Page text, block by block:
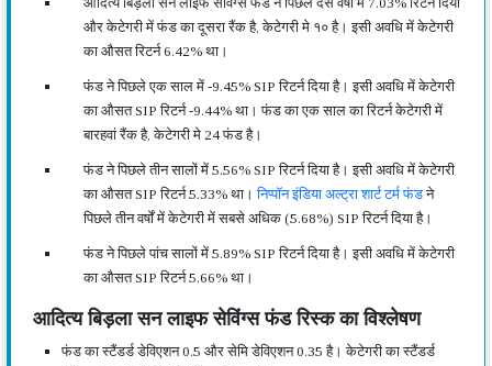
और केटेगरी में फंड का दूसरा रैंक है, केटेगरी मे १० है। इसी अवधि में केटेगरी
का औसत रिटर्न 6.42% था।
फंड ने पिछले एक साल में -9.45% SIP रिटर्न दिया है। इसी अवधि में केटेगरी
का औसत SIP रिटर्न -9.44% था। फंड का एक साल का रिटर्न केटेगरी में
बारहवां रैंक है, केटेगरी मे 24 फंड है।
फंड ने पिछले तीन सालों में 5.56% SIP रिटर्न दिया है। इसी अवधि में केटेगरी
का औसत SIP रिटर्न 5.33% था।निप्पॉन इंडिया अल्ट्रा शार्ट टर्म फंडने
पिछले तीन वर्षों में केटेगरी में सबसे अधिक (5.68%) SIP रिटर्न दिया है।
फंड ने पिछले पांच सालों में 5.89% SIP रिटर्न दिया है। इसी अवधि में केटेगरी
का औसत SIP रिटर्न 5.66% था।
आदित्य बिड़ला सन लाइफ सेविंग्स फंड रिस्क का विश्लेषण
फंड का स्टैंडर्ड डेविएशन 0.5 और सेमि डेविएशन 0.35 है। केटेगरी का स्टैंडर्ड